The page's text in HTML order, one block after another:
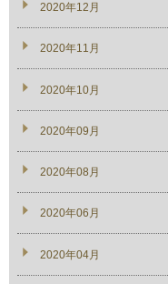
2020年12月
2020年11月
2020年10月
2020年09月
2020年08月
2020年06月
2020年04月